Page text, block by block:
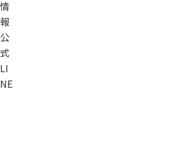
情
報
公
式
LI
NE